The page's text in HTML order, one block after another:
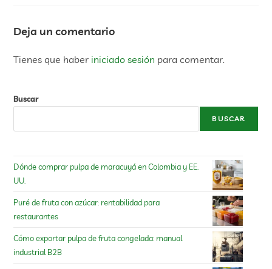
Deja un comentario
Tienes que haber iniciado sesión para comentar.
Buscar
BUSCAR
Dónde comprar pulpa de maracuyá en Colombia y EE.
UU.
Puré de fruta con azúcar: rentabilidad para
restaurantes
Cómo exportar pulpa de fruta congelada: manual
industrial B2B